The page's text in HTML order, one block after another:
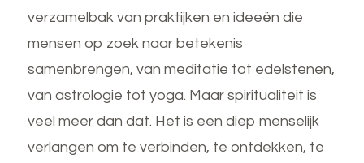
verzamelbak van praktijken en ideeën die
mensen op zoek naar betekenis
samenbrengen, van meditatie tot edelstenen,
van astrologie tot yoga. Maar spiritualiteit is
veel meer dan dat. Het is een diep menselijk
verlangen om te verbinden, te ontdekken, te